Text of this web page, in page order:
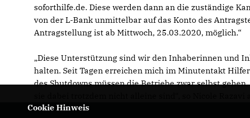
soforthilfe.de. Diese werden dann an die zuständige
von der L-Bank unmittelbar auf das Konto des
Antragstellung ist ab Mittwoch, 25.03.2020, möglich.“
Diese Unterstützung sind wir den Inhaberinnen und
halten. Seit Tagen erreichen mich im Minutentakt
des Shutdowns müssen die Betriebe zwar selbst
Cookie Hinweis